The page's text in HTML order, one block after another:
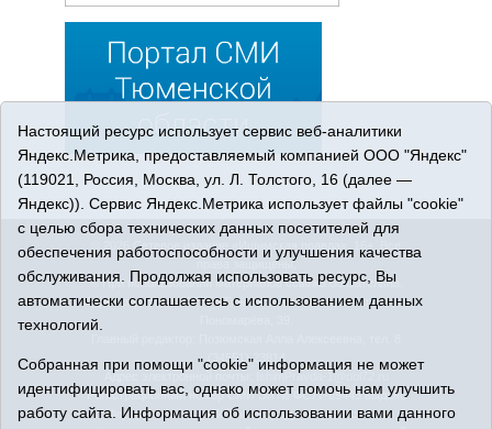
© 2026 Сетевое издание «Ишимская правда». 16+. Все
права защищены.
© При использовании материалов ссылка обязательна.
Адрес редакции: 627750 Тюменская область, г. Ишим, ул.
(34551) 23814
Адрес электронной почты:
IshimPravda-1@obl72.ru
Регистрационный номер СМИ Эл № ФС77-69445 выдано
Федеральной службой по надзору в сфере связи,
Настоящий ресурс использует сервис веб-аналитики
Яндекс.Метрика, предоставляемый компанией ООО "Яндекс"
(119021, Россия, Москва, ул. Л. Толстого, 16 (далее —
Яндекс)). Сервис Яндекс.Метрика использует файлы "cookie"
с целью сбора технических данных посетителей для
обеспечения работоспособности и улучшения качества
обслуживания. Продолжая использовать ресурс, Вы
автоматически соглашаетесь с использованием данных
технологий.
Собранная при помощи "cookie" информация не может
идентифицировать вас, однако может помочь нам улучшить
работу сайта. Информация об использовании вами данного